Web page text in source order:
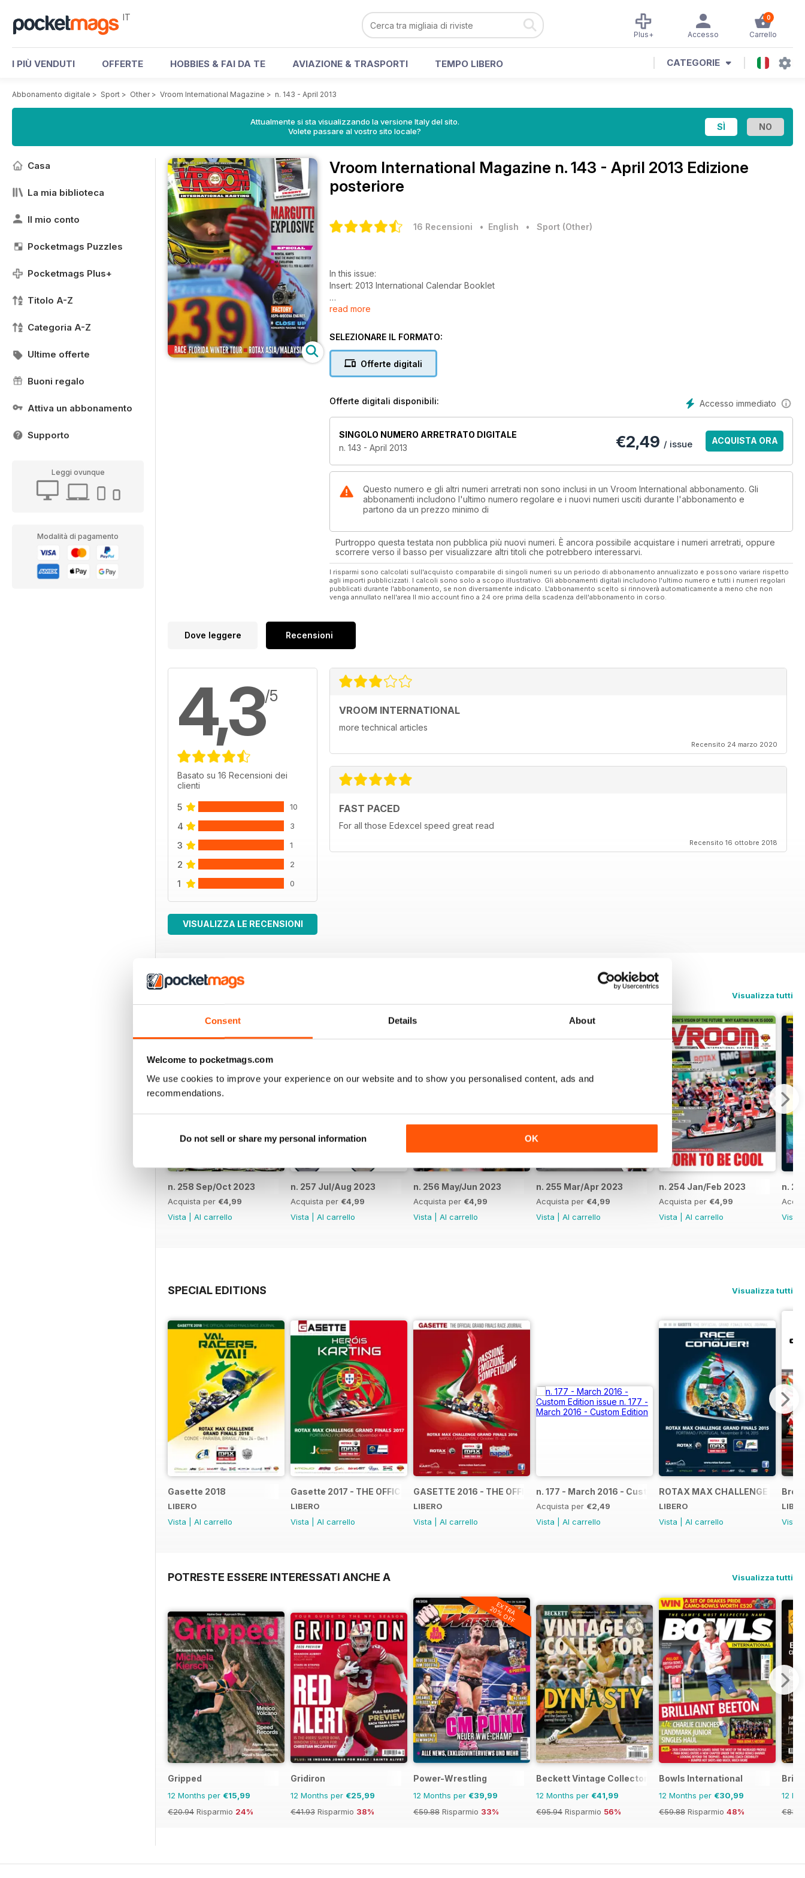
Consent Details About
Welcome to pocketmags.com
We use cookies to improve your experience on our website and to show you personalised content, ads and
recommendations.
Do not sell or share my personal information OK
IT 0
Carrello
Accesso
Plus+
I PIÙ VENDUTI OFFERTE HOBBIES & FAI DA TE AVIAZIONE & TRASPORTI TEMPO LIBERO CATEGORIE
Abbonamento digitale > Sport > Other> Vroom International Magazine > n. 143 - April 2013
Attualmente si sta visualizzando la versione Italy del sito.
Volete passare al vostro sito locale?
Casa
La mia biblioteca
Il mio conto
Pocketmags Puzzles
Pocketmags Plus+
Titolo A-Z
Categoria A-Z
Ultime offerte
Buoni regalo
Attiva un abbonamento
Supporto
Leggi ovunque
Modalità di pagamento
Vroom International Magazine n. 143 - April 2013 Edizione
posteriore
16 Recensioni • English • Sport (Other)
In this issue:
Insert: 2013 International Calendar Booklet
Margutti Explosive
Special:
KF Evolution
Close Up: Komarov Racing Team
Race:
Florida Winter Tour
Rotax Asia/Malaysia
read more
SELEZIONARE IL FORMATO:
Offerte digitali
Accesso immediato
Offerte digitali disponibili:
SINGOLO NUMERO ARRETRATO DIGITALE
n. 143 - April 2013
€2,49 / issue ACQUISTA ORA
Questo numero e gli altri numeri arretrati non sono inclusi in un Vroom International abbonamento. Gli
abbonamenti includono l'ultimo numero regolare e i nuovi numeri usciti durante l'abbonamento e
partono da un prezzo minimo di
Purtroppo questa testata non pubblica più nuovi numeri. È ancora possibile acquistare i numeri arretrati, oppure
scorrere verso il basso per visualizzare altri titoli che potrebbero interessarvi.
I risparmi sono calcolati sull'acquisto comparabile di singoli numeri su un periodo di abbonamento annualizzato e possono variare rispetto
agli importi pubblicizzati. I calcoli sono solo a scopo illustrativo. Gli abbonamenti digitali includono l'ultimo numero e tutti i numeri regolari
pubblicati durante l'abbonamento, se non diversamente indicato. L'abbonamento scelto si rinnoverà automaticamente a meno che non
venga annullato nell'area Il mio account fino a 24 ore prima della scadenza dell'abbonamento in corso.
Dove leggere Recensioni
4,3/5
Basato su 16 Recensioni dei
clienti
5 10
4 3
3 1
2 2
1 0
VISUALIZZA LE RECENSIONI
VROOM INTERNATIONAL
more technical articles
Recensito 24 marzo 2020
FAST PACED
For all those Edexcel speed great read
Recensito 16 ottobre 2018
Visualizza tutti
n. 258 Sep/Oct 2023
Acquista per €4,99
Vista
Al carrello
n. 257 Jul/Aug 2023
Acquista per €4,99
Vista
Al carrello
n. 256 May/Jun 2023
Acquista per €4,99
Vista
Al carrello
n. 255 Mar/Apr 2023
Acquista per €4,99
Vista
Al carrello
n. 254 Jan/Feb 2023
Acquista per €4,99
Vista
Al carrello
n.
Vista
SPECIAL EDITIONS Visualizza tutti
Gasette 2018
LIBERO
Vista
Al carrello
Gasette 2017 - THE OFFICIAL GRAND FINALS RACE JOURNAL
LIBERO
Vista
Al carrello
GASETTE 2016 - THE OFFICIAL GRAND FINALS RACE JOURNAL
LIBERO
Vista
Al carrello
n. 177 - March 2016 - Custom Edition
Acquista per €2,49
Vista
Al carrello
ROTAX MAX CHALLENGE GRAND
LIBERO
Vista
Al carrello
Vista
POTRESTE ESSERE INTERESSATI ANCHE A Visualizza tutti
Gripped
12 Months per €15,99
€20.94 Risparmio 24%
Gridiron
12 Months per €25,99
€41.93 Risparmio 38%
EXTRA
20% OFF
Power-Wrestling
12 Months per €39,99
€59.88 Risparmio 33%
Beckett Vintage Collector Magazine
12 Months per €41,99
€95.94 Risparmio 56%
Bowls International
12 Months per €30,99
€59.88 Risparmio 48%
12